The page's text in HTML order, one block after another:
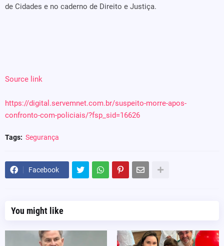
de Cidades e no caderno de Direito e Justiça.
Source link
https://digital.servemnet.com.br/suspeito-morre-apos-
confronto-com-policiais/?fsp_sid=16626
Tags: Segurança
Facebook
You might like